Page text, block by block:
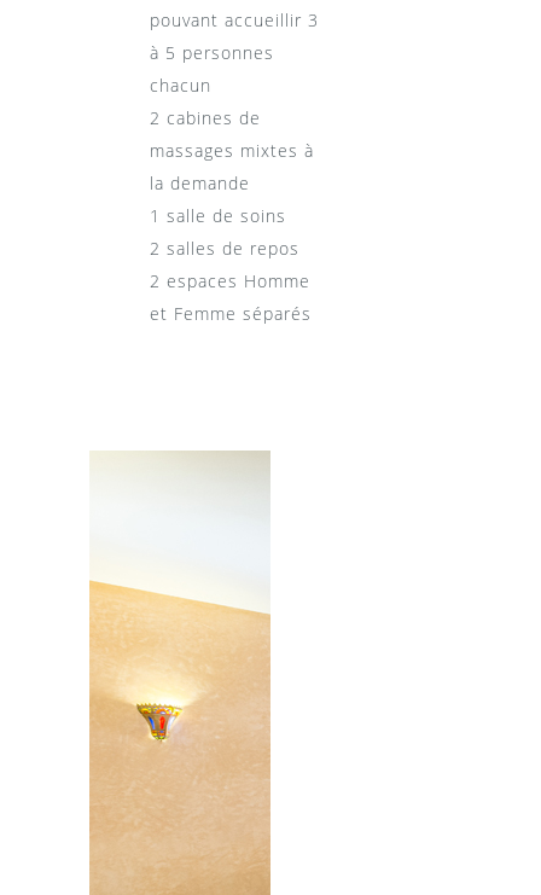
pouvant accueillir 3
à 5 personnes
chacun
2 cabines de
massages mixtes à
la demande
1 salle de soins
2 salles de repos
2 espaces Homme
et Femme séparés